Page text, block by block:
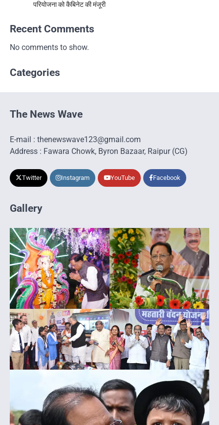
परियोजना को कैबिनेट की मंजूरी
Recent Comments
No comments to show.
Categories
The News Wave
E-mail : thenewswave123@gmail.com
Address : Fawara Chowk, Byron Bazaar, Raipur (CG)
Twitter Instagram YouTube Facebook
Gallery